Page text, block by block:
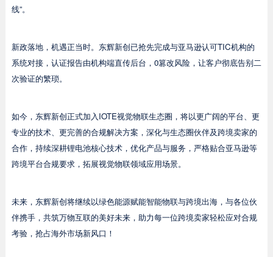
线”。
新政落地，机遇正当时。东辉新创已抢先完成与亚马逊认可TIC机构的
系统对接，认证报告由机构端直传后台，0篡改风险，让客户彻底告别二
次验证的繁琐。
如今，东辉新创正式加入IOTE视觉物联生态圈，将以更广阔的平台、更
专业的技术、更完善的合规解决方案，深化与生态圈伙伴及跨境卖家的
合作，持续深耕锂电池核心技术，优化产品与服务，严格贴合亚马逊等
跨境平台合规要求，拓展视觉物联领域应用场景。
未来，东辉新创将继续以绿色能源赋能智能物联与跨境出海，与各位伙
伴携手，共筑万物互联的美好未来，助力每一位跨境卖家轻松应对合规
考验，抢占海外市场新风口！